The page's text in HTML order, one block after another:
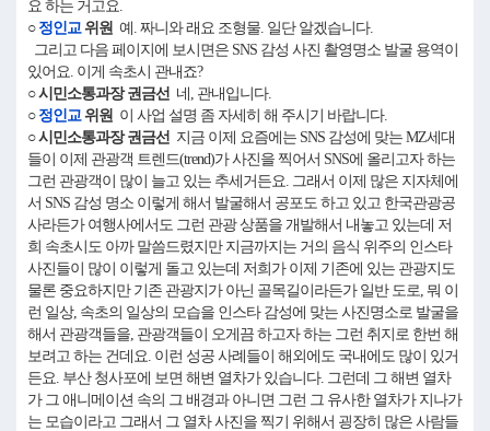
요 하는 거고요.
○ 정인교위원 예. 짜니와 래요 조형물. 일단 알겠습니다.
그리고 다음 페이지에 보시면은 SNS 감성 사진 촬영명소 발굴 용역이
있어요. 이게 속초시 관내죠?
○ 시민소통과장 권금선 네, 관내입니다.
○ 정인교위원 이 사업 설명 좀 자세히 해 주시기 바랍니다.
○ 시민소통과장 권금선 지금 이제 요즘에는 SNS 감성에 맞는 MZ세대
들이 이제 관광객 트렌드(trend)가 사진을 찍어서 SNS에 올리고자 하는
그런 관광객이 많이 늘고 있는 추세거든요. 그래서 이제 많은 지자체에
서 SNS 감성 명소 이렇게 해서 발굴해서 공포도 하고 있고 한국관광공
사라든가 여행사에서도 그런 관광 상품을 개발해서 내놓고 있는데 저
희 속초시도 아까 말씀드렸지만 지금까지는 거의 음식 위주의 인스타
사진들이 많이 이렇게 돌고 있는데 저희가 이제 기존에 있는 관광지도
물론 중요하지만 기존 관광지가 아닌 골목길이라든가 일반 도로, 뭐 이
런 일상, 속초의 일상의 모습을 인스타 감성에 맞는 사진명소로 발굴을
해서 관광객들을, 관광객들이 오게끔 하고자 하는 그런 취지로 한번 해
보려고 하는 건데요. 이런 성공 사례들이 해외에도 국내에도 많이 있거
든요. 부산 청사포에 보면 해변 열차가 있습니다. 그런데 그 해변 열차
가 그 애니메이션 속의 그 배경과 아니면 그런 그 유사한 열차가 지나가
는 모습이라고 그래서 그 열차 사진을 찍기 위해서 굉장히 많은 사람들